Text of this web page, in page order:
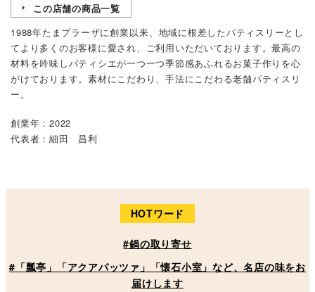
この店舗の商品一覧
1988年たまプラーザに創業 以来、地域に根差したパティスリーとし
てより多くのお客様に愛され、ご利用いただいております。最高の
材料を吟味しパティシエが一つ一つ季節感あふれるお菓子作りを心
がけております。素材にこだわり、手法にこだわる老舗パティスリ
ー。
創業年：2022
代表者：細田 昌利
HOTワード
#鍋の取り寄せ
#「瓢亭」「アクアパッツァ」「懐石小室」など、名店の味をお
届けします